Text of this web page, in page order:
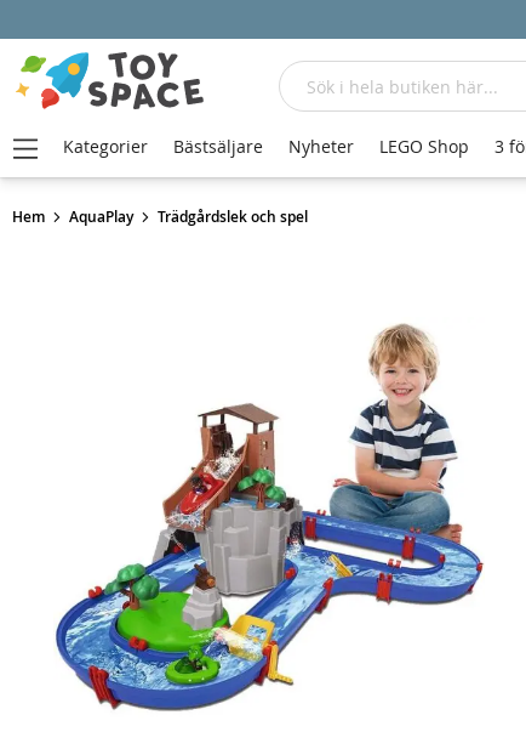
Hem AquaPlay Trädgårdslek och spel
Sök
Kategorier Bästsäljare Nyheter LEGO Shop 3